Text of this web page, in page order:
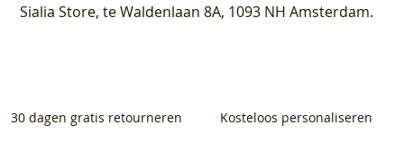
Sialia Store, te Waldenlaan 8A, 1093 NH Amsterdam.
30 dagen gratis retourneren Kosteloos personaliseren